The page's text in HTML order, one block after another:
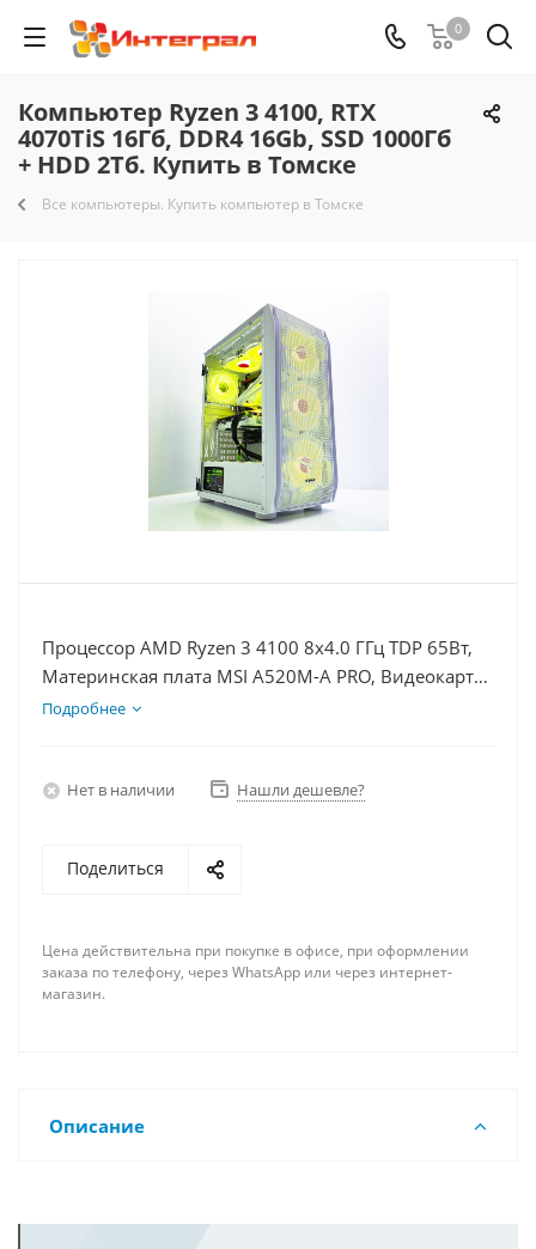
0
Компьютер Ryzen 3 4100, RTX
4070TiS 16Гб, DDR4 16Gb, SSD 1000Гб
+ HDD 2Тб. Купить в Томске
Все компьютеры. Купить компьютер в Томске
Процессор AMD Ryzen 3 4100 8x4.0 ГГц TDP 65Вт,
Материнская плата MSI A520M-A PRO, Видеокарта
RTX 4070TiS 16Гб, Память DDR4 16Gb, Диски SSD
Подробнее
Нет в наличии Нашли дешевле?
Поделиться
Цена действительна при покупке в офисе, при оформлении
заказа по телефону, через WhatsApp или через интернет-
магазин.
Описание